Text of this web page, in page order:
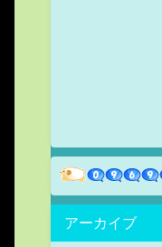
アーカイブ